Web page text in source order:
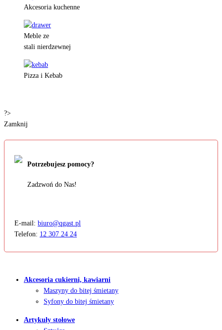
Akcesoria kuchenne
Meble ze
stali nierdzewnej
Pizza i Kebab
?>
Zamknij
Potrzebujesz pomocy?
Zadzwoń do Nas!
E-mail: biuro@qgast.pl
Telefon: 12 307 24 24
Akcesoria cukierni, kawiarni
Maszyny do bitej śmietany
Syfony do bitej śmietany
Artykuły stołowe